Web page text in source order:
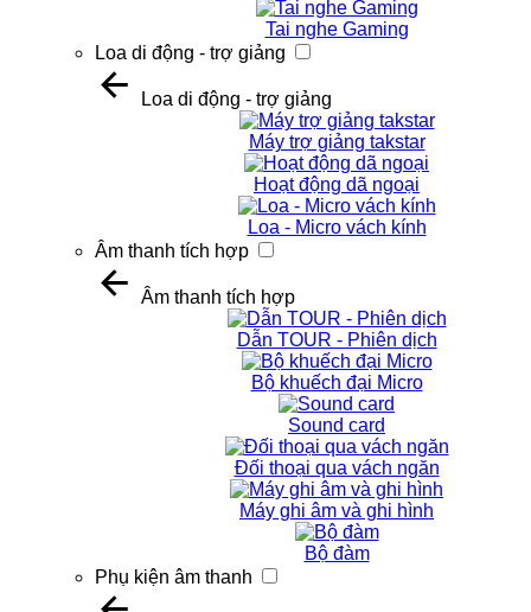
Tai nghe Gaming
Loa di động - trợ giảng
Loa di động - trợ giảng
Máy trợ giảng takstar
Hoạt động dã ngoại
Loa - Micro vách kính
Âm thanh tích hợp
Âm thanh tích hợp
Dẫn TOUR - Phiên dịch
Bộ khuếch đại Micro
Sound card
Đối thoại qua vách ngăn
Máy ghi âm và ghi hình
Bộ đàm
Phụ kiện âm thanh